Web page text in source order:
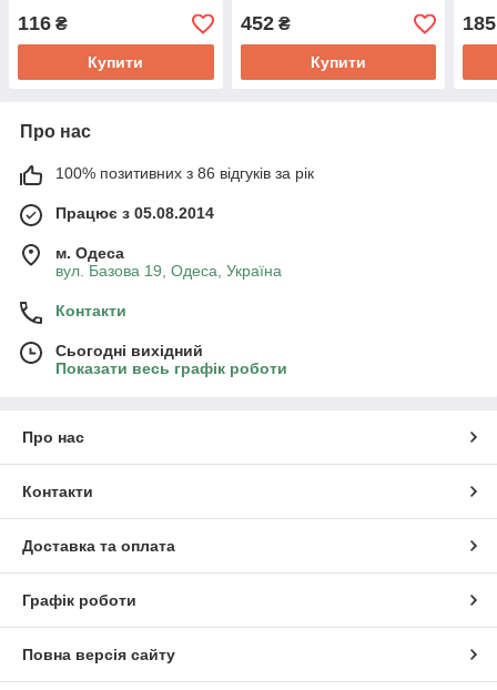
116 ₴
Купити
452₴
Купити
185
Про нас
100% позитивних з 86 відгуків за рік
Працює з 05.08.2014
м. Одеса
вул. Базова 19, Одеса, Україна
Контакти
Сьогодні вихідний
Показати весь графік роботи
Про нас
Контакти
Доставка та оплата
Графік роботи
Повна версія сайту